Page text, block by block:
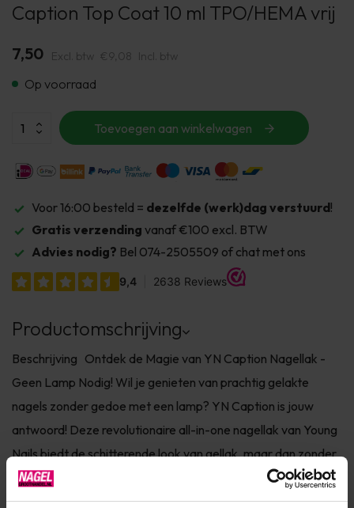
Caption Top Coat 10 ml TPO/HEMA vrij
7,50 Excl. btw €9,08 Incl. btw
Op voorraad
Toevoegen aan winkelwagen
Voor 16:00 besteld = dezelfde (werk)dag verstuurd!
Gratis verzending vanaf €100 excl. BTW
Advies nodig? Bel 074-2505509 of chat met ons
Productomschrijving
Beschrijving Ontdek de Magie van YN Caption Nagellak -
Geen Lamp Nodig! Wil je genieten van prachtig gelakte
nagels zonder gedoe met een lamp? YN Caption is jouw
antwoord! Deze revolutionaire all-in-one nagellak van Young
Nails biedt de schitterende look van gellak, maar dan zonder
het ongemak van uitharden onder een lamp. Waarom YN C...